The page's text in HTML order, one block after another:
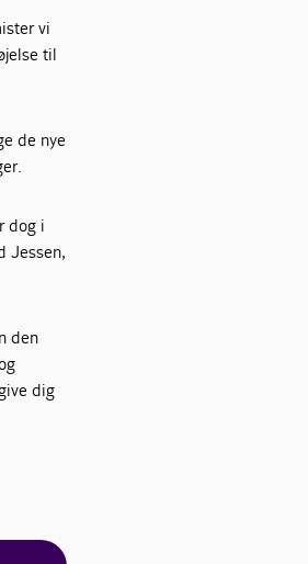
vi
til
de nye
dog i
Jessen,
den
dig